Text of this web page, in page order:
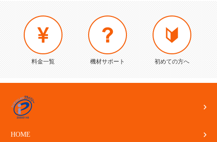
料金一覧 機材サポート 初めての方へ
HOME